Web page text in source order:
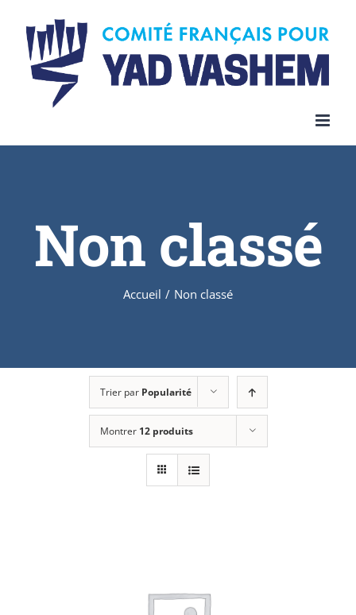
content
Non classé
Accueil / Non classé
Trier par Popularité
Montrer 12 produits